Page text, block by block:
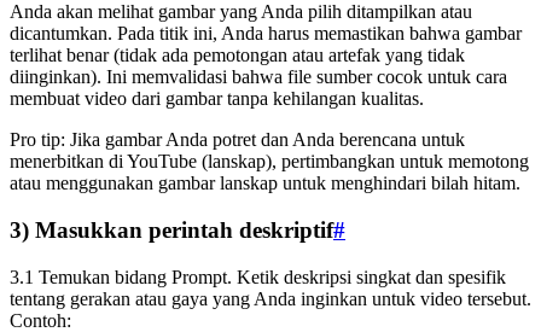
Anda akan melihat gambar yang Anda pilih ditampilkan atau
dicantumkan. Pada titik ini, Anda harus memastikan bahwa gambar
terlihat benar (tidak ada pemotongan atau artefak yang tidak
diinginkan). Ini memvalidasi bahwa file sumber cocok untuk cara
membuat video dari gambar tanpa kehilangan kualitas.
Pro tip: Jika gambar Anda potret dan Anda berencana untuk
menerbitkan di YouTube (lanskap), pertimbangkan untuk memotong
atau menggunakan gambar lanskap untuk menghindari bilah hitam.
3) Masukkan perintah deskriptif#
3.1 Temukan bidang Prompt. Ketik deskripsi singkat dan spesifik
tentang gerakan atau gaya yang Anda inginkan untuk video tersebut.
Contoh: